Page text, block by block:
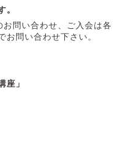
。
問い合わせ、ご入会は各
お問い合わせ下さい。
座」